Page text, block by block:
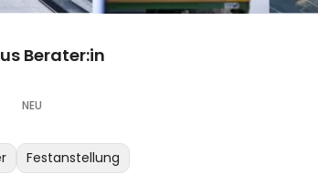
Berater:in
NEU
Festanstellung